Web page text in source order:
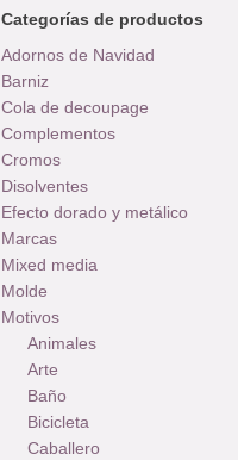
Categorías de productos
Adornos de Navidad
Barniz
Cola de decoupage
Complementos
Cromos
Disolventes
Efecto dorado y metálico
Marcas
Mixed media
Molde
Motivos
Animales
Arte
Baño
Bicicleta
Caballero